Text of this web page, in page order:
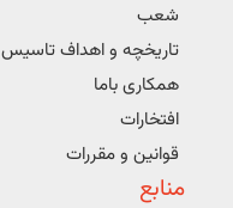
شعب
تاریخچه و اهداف تاسیس
همکاری باما
افتخارات
قوانین و مقررات
منابع